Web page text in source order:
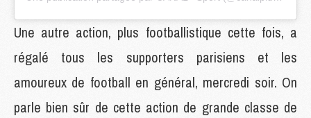
Une autre action, plus footballistique cette fois, a
régalé tous les supporters parisiens et les
amoureux de football en général, mercredi soir. On
parle bien sûr de cette action de grande classe de